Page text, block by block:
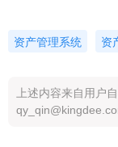
资产管理系统 资
上述内容来自用户